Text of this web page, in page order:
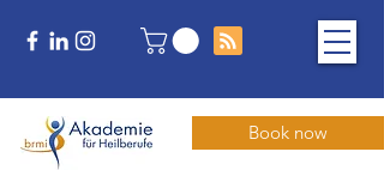
Book now